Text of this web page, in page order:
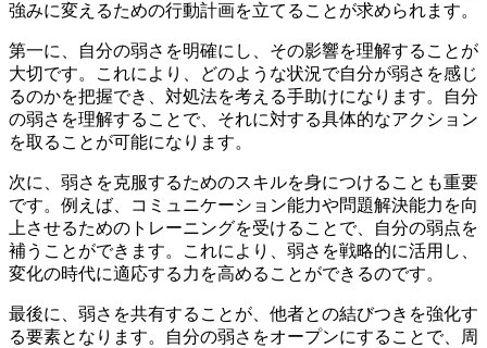
強みに変えるための行動計画を立てることが求められます。
第一に、自分の弱さを明確にし、その影響を理解することが
大切です。これにより、どのような状況で自分が弱さを感じ
るのかを把握でき、対処法を考える手助けになります。自分
の弱さを理解することで、それに対する具体的なアクション
を取ることが可能になります。
次に、弱さを克服するためのスキルを身につけることも重要
です。例えば、コミュニケーション能力や問題解決能力を向
上させるためのトレーニングを受けることで、自分の弱点を
補うことができます。これにより、弱さを戦略的に活用し、
変化の時代に適応する力を高めることができるのです。
最後に、弱さを共有することが、他者との結びつきを強化す
る要素となります。自分の弱さをオープンにすることで、周